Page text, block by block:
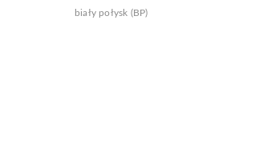
biały połysk (BP)